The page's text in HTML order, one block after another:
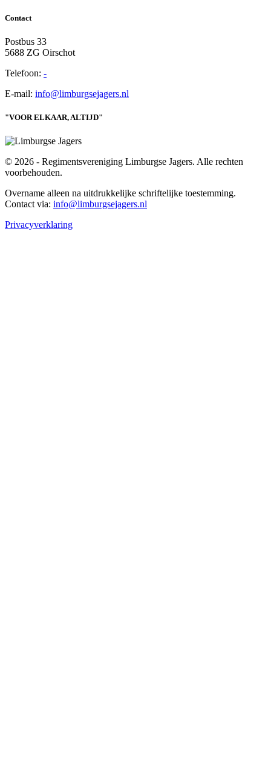
Contact
Postbus 33
5688 ZG Oirschot
Telefoon: -
E-mail: info@limburgsejagers.nl
"VOOR ELKAAR, ALTIJD"
© 2026 - Regimentsvereniging Limburgse Jagers. Alle rechten
voorbehouden.
Overname alleen na uitdrukkelijke schriftelijke toestemming.
Contact via: info@limburgsejagers.nl
Privacyverklaring